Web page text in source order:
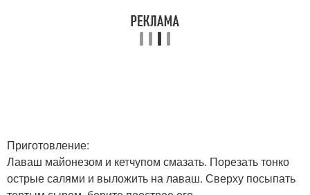
Приготовление:
Лаваш майонезом и кетчупом смазать. Порезать тонко
острые салями и выложить на лаваш. Сверху посыпать